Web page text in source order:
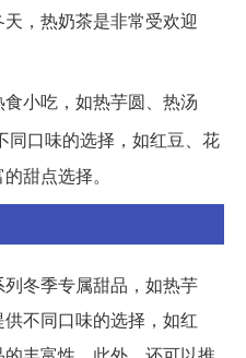
，热奶茶是非常受欢迎
小吃，如热芋圆、热汤
同口味的选择，如红豆、花
甜点选择。
冬季专属甜品，如热芋
不同口味的选择，如红